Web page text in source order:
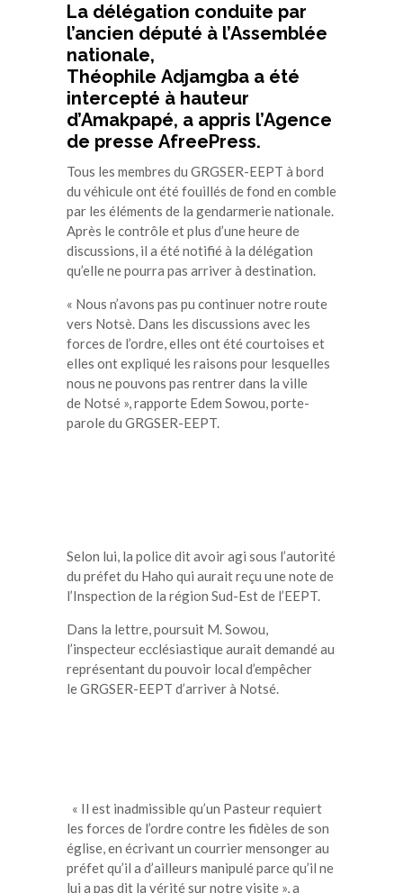
La délégation conduite par
l’ancien député à l’Assemblée
nationale,
Théophile Adjamgba a été
intercepté à hauteur
d’Amakpapé, a appris l’Agence
de presse AfreePress.
Tous les membres du GRGSER-EEPT à bord
du véhicule ont été fouillés de fond en comble
par les éléments de la gendarmerie nationale.
Après le contrôle et plus d’une heure de
discussions, il a été notifié à la délégation
qu’elle ne pourra pas arriver à destination.
« Nous n’avons pas pu continuer notre route
vers Notsè. Dans les discussions avec les
forces de l’ordre, elles ont été courtoises et
elles ont expliqué les raisons pour lesquelles
nous ne pouvons pas rentrer dans la ville
de Notsé », rapporte Edem Sowou, porte-
parole du GRGSER-EEPT.
Selon lui, la police dit avoir agi sous l’autorité
du préfet du Haho qui aurait reçu une note de
l’Inspection de la région Sud-Estde l’EEPT.
Dans la lettre, poursuit M.Sowou,
l’inspecteur ecclésiastique aurait demandé au
représentant du pouvoir local d’empêcher
leGRGSER-EEPT d’arriver à Notsé.
« Il est inadmissible qu’un Pasteur requiert
les forces de l’ordre contre les fidèles de son
église, en écrivant un courrier mensonger au
préfet qu’il a d’ailleurs manipulé parce qu’il ne
lui a pas dit la vérité sur notre visite », a